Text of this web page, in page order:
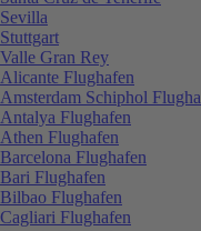
Sevilla
Stuttgart
Valle Gran Rey
Alicante Flughafen
Amsterdam Schiphol
Antalya Flughafen
Athen Flughafen
Barcelona Flughafen
Bari Flughafen
Bilbao Flughafen
Cagliari Flughafen